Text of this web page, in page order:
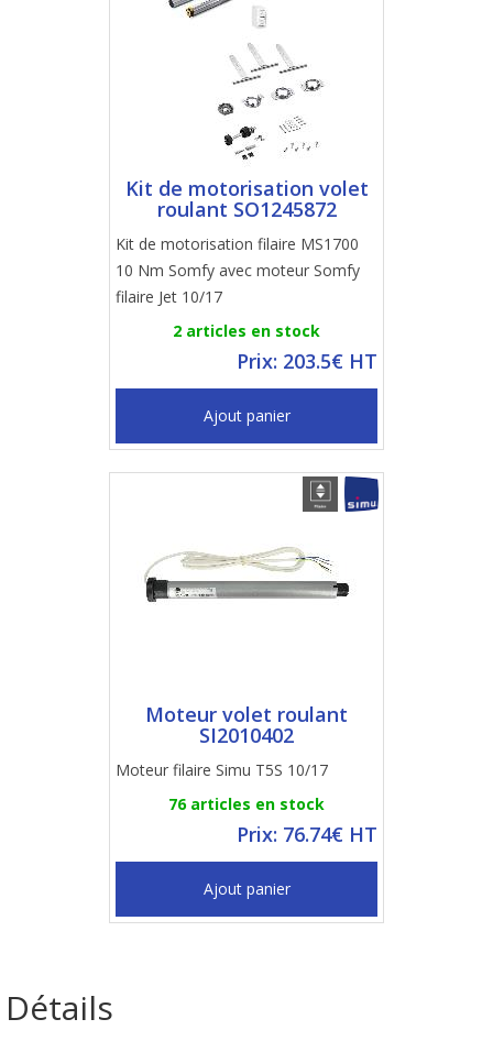
Kit de motorisation volet
roulant SO1245872
Kit de motorisation filaire MS1700
10 Nm Somfy avec moteur Somfy
filaire Jet 10/17
2 articles en stock
Prix: 203.5€ HT
Ajout panier
Moteur volet roulant
SI2010402
Moteur filaire Simu T5S 10/17
76 articles en stock
Prix: 76.74€ HT
Ajout panier
Détails